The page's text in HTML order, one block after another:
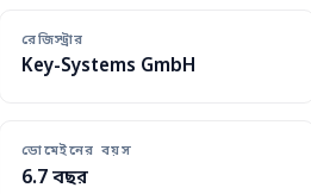
রেজিস্ট্রার
Key-Systems GmbH
ডোমেইনের বয়স
6.7 বছর